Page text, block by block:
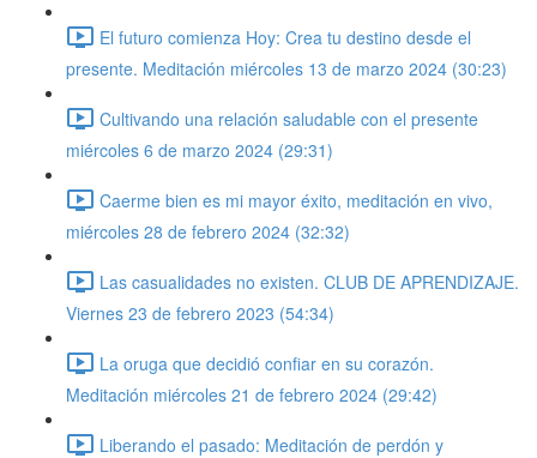
El futuro comienza Hoy: Crea tu destino desde el
presente. Meditación miércoles 13 de marzo 2024 (30:23)
Cultivando una relación saludable con el presente
miércoles 6 de marzo 2024 (29:31)
Caerme bien es mi mayor éxito, meditación en vivo,
miércoles 28 de febrero 2024 (32:32)
Las casualidades no existen. CLUB DE APRENDIZAJE.
Viernes 23 de febrero 2023 (54:34)
La oruga que decidió confiar en su corazón.
Meditación miércoles 21 de febrero 2024 (29:42)
Liberando el pasado: Meditación de perdón y